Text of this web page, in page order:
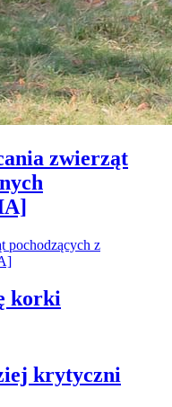
zwierząt
korki
krytyczni